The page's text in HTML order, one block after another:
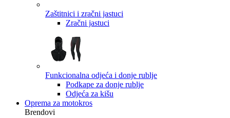
Zaštitnici i zračni jastuci
Zračni jastuci
Funkcionalna odjeća i donje rublje
Podkape za donje rublje
Odjeća za kišu
Oprema za motokros
Brendovi